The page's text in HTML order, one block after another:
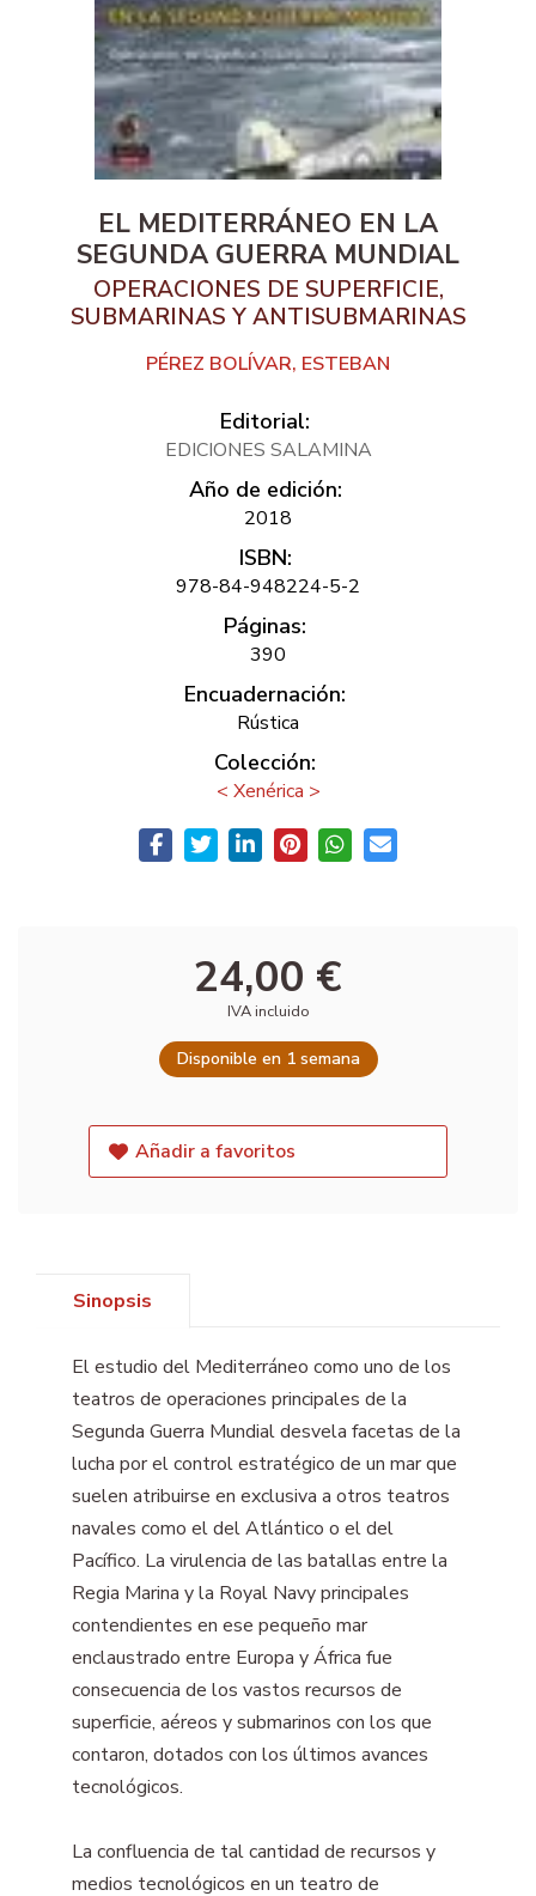
EL MEDITERRÁNEO EN LA
SEGUNDA GUERRA MUNDIAL
OPERACIONES DE SUPERFICIE,
SUBMARINAS Y ANTISUBMARINAS
PÉREZ BOLÍVAR, ESTEBAN
Editorial:
EDICIONES SALAMINA
Año de edición:
2018
ISBN:
978-84-948224-5-2
Páginas:
390
Encuadernación:
Rústica
Colección:
< Xenérica >
24,00 €
IVA incluido
Disponible en 1 semana
Añadir a favoritos
Sinopsis
El estudio del Mediterráneo como uno de los
teatros de operaciones principales de la
Segunda Guerra Mundial desvela facetas de la
lucha por el control estratégico de un mar que
suelen atribuirse en exclusiva a otros teatros
navales como el del Atlántico o el del
Pacífico. La virulencia de las batallas entre la
Regia Marina y la Royal Navy principales
contendientes en ese pequeño mar
enclaustrado entre Europa y África fue
consecuencia de los vastos recursos de
superficie, aéreos y submarinos con los que
contaron, dotados con los últimos avances
tecnológicos.
La confluencia de tal cantidad de recursos y
medios tecnológicos en un teatro de